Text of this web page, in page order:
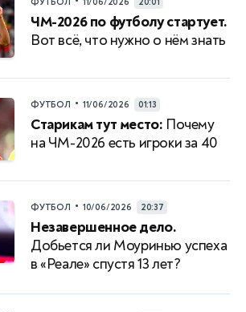
ЧМ-2026 по футболу стартует.
Вот всё, что нужно о нём знать
ФУТБОЛ • 11/06/2026 01:13
Старикам тут место: Почему
на ЧМ-2026 есть игроки за 40
ФУТБОЛ • 10/06/2026 20:37
Незавершенное дело.
Добьется ли Моуринью успеха
в «Реале» спустя 13 лет?